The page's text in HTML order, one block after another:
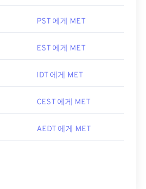
PST 에게 MET
EST 에게 MET
IDT 에게 MET
CEST 에게 MET
AEDT 에게 MET